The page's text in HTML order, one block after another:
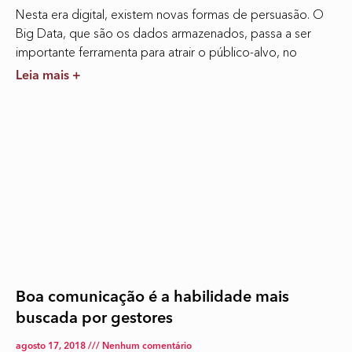
Nesta era digital, existem novas formas de persuasão. O
Big Data, que são os dados armazenados, passa a ser
importante ferramenta para atrair o público-alvo, no
Leia mais +
Boa comunicação é a habilidade mais
buscada por gestores
agosto 17, 2018 Nenhum comentário